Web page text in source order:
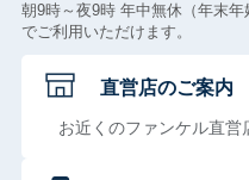
朝9時～夜9時 年中無休（年末
でご利用いただけます。
直営店のご案内
お近くのファンケル直営